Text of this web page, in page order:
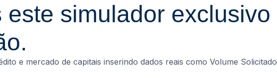
este simulador
e mercado de capitais inserindo dados reais como Volume